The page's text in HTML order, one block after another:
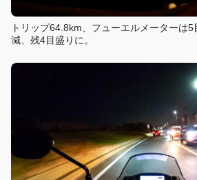
トリップ64.8km、フューエルメーターは5
減、残4目盛りに。